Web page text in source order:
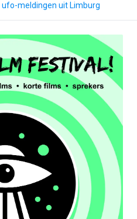
ufo-meldingen uit Limburg